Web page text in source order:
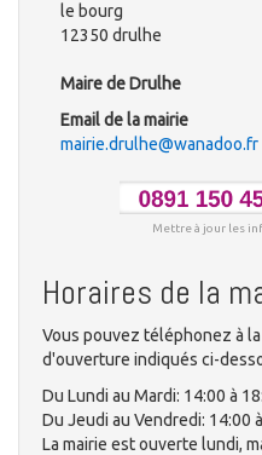
le bourg
12350 drulhe
Maire de Drulhe
Email de la mairie
mairie.drulhe@wanadoo.fr
Mettre à jour les
Horaires de la
Vous pouvez téléphonez à
d'ouverture indiqués ci-
Du Lundi au Mardi: 14:00 à
Du Jeudi au Vendredi: 14:00
La mairie est ouverte lundi,